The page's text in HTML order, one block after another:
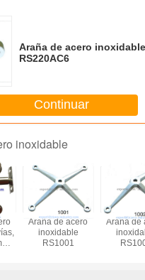
Araña de acero inoxidable
RS220AC6
Continuar
inoxidable
Araña de acero
inoxidable
RS1001
Araña de